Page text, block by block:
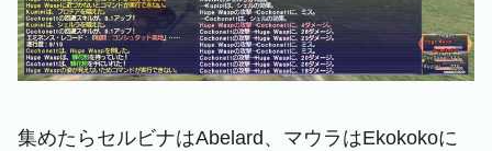
集めたらセルビナはAbelard、マウラはEkokokoに